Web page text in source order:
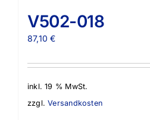
V502-018
87,10€
inkl. 19 % MwSt.
zzgl.Versandkosten